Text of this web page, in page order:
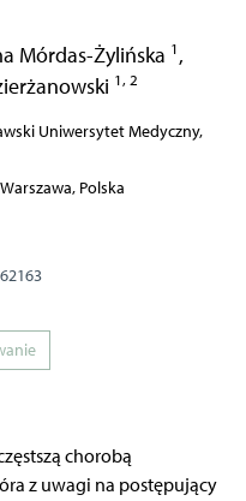
Mórdas-Żylińska 1 ,
1, 2
Uniwersytet Medyczny,
Polska
chorobą
z uwagi na postępujący